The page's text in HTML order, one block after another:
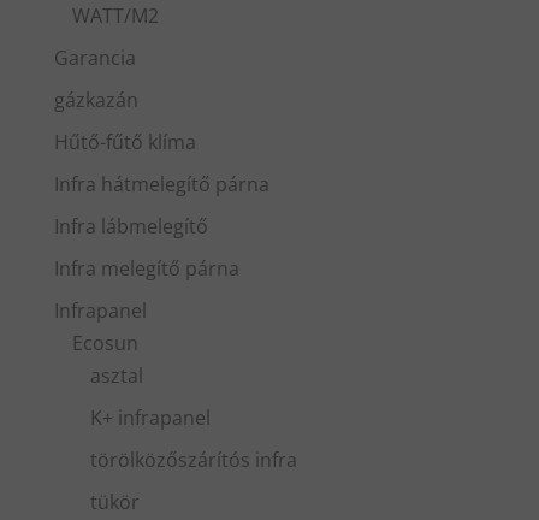
WATT/M2
Garancia
gázkazán
Hűtő-fűtő klíma
Infra hátmelegítő párna
Infra lábmelegítő
Infra melegítő párna
Infrapanel
Ecosun
asztal
K+ infrapanel
törölközőszárítós infra
tükör